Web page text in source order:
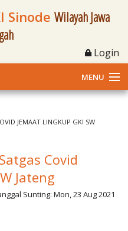
Sinode Wilayah Jawa
Login
MENU
JEMAAT LINGKUP GKI SW
Covid
Jateng
Sunting: Mon, 23 Aug 2021